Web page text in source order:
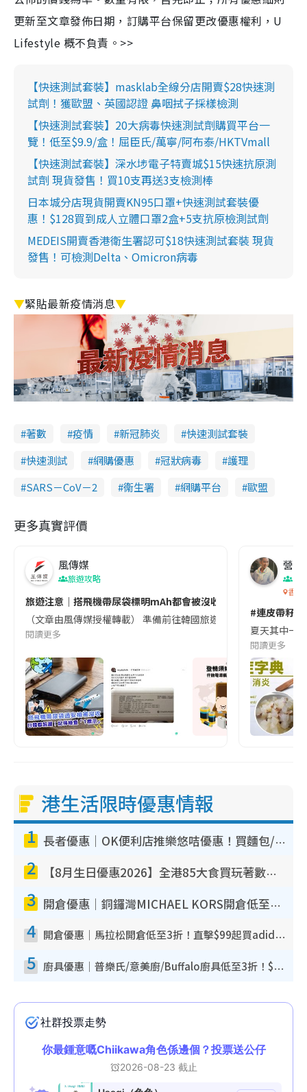
更新至文章發佈日期，訂購平台保留更改優惠權利，U
Lifestyle 概不負責。>>
【快速測試套裝】masklab全線分店開賣$28快速測
試劑！獲歐盟、英國認證 鼻咽拭子採樣檢測
【快速測試套裝】20大病毒快速測試劑購買平台一
覽！低至$9.9/盒！屈臣氏/萬寧/阿布泰/HKTVmall
【快速測試套裝】深水埗電子特賣城$15快速抗原測
試劑 現貨發售！買10支再送3支檢測棒
日本城分店現貨開賣KN95口罩+快速測試套裝優
惠！$128買到成人立體口罩2盒+5支抗原檢測試劑
MEDEIS開賣香港衛生署認可$18快速測試套裝 現貨
發售！可檢測Delta、Omicron病毒
▼緊貼最新疫情消息▼
著數 疫情 新冠肺炎
快速測試套裝
快速測試
網購優惠 冠狀病毒
護理
SARS－CoV－2
衞生署 網購平台 歐盟
更多真實評價
風傳媒
旅遊攻略
旅遊注意｜搭飛機帶尿袋標明mAh都會被沒收😱出發前切記檢查
（文章由風傳媒授權轉載） 準備前往韓國旅遊的民眾，近期要
閱讀更多
營養
香港
#連皮帶籽
夏天其中一
閱讀更多
港生活限時優惠情報
1 長者優惠｜OK便利店推樂悠咭優惠！買麵包/牛奶/保健品拍卡即減
2 【8月生日優惠2026】全港85大食買玩著數攻略 自助餐/火鍋放題同行免費＋誠品/DONKI送現金券
3 開倉優惠｜銅鑼灣MICHAEL KORS開倉低至17折！直擊$500起買手袋/銀包/鞋款 必買經典Jet Set系列
4 開倉優惠｜馬拉松開倉低至3折！直擊$99起買adidas／New Balance／Puma鞋款 STANLEY保溫杯劈價至$119起
5 廚具優惠｜普樂氏/意美廚/Buffalo廚具低至3折！$89起買煎鍋／炒鑊／個人鍋 同場小家電激減至$99起